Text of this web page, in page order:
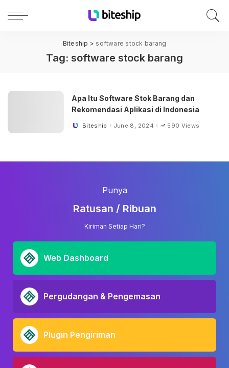
Biteship > software stock barang
Tag: software stock barang
Apa Itu Software Stok Barang dan
Rekomendasi Aplikasi di Indonesia
PostedBiteship June 8, 2024 590 Views
Punya
Ratusan / Ribuan
Kiriman Setiap Hari?
Web Dashboard
Pergudangan & Pengemasan
Plugin Pengiriman